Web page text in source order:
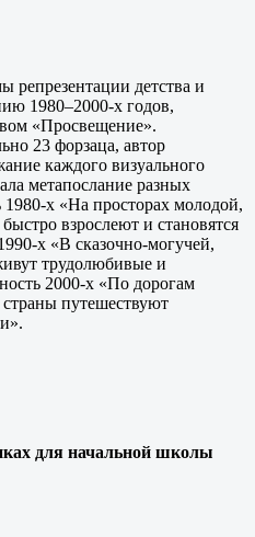
репрезентации детства и
1980–2000-х годов,
«Просвещение».
23 форзаца, автор
каждого визуального
метапослание разных
1980-х «На просторах молодой,
взрослеют и становятся
х «В сказочно-могучей,
трудолюбивые и
2000-х «По дорогам
путешествуют
для начальной школы